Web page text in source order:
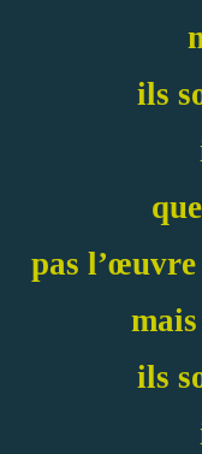
ils
pas
ils